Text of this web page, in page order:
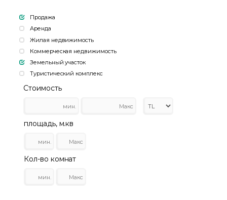
Продажа
Аренда
Жилая недвижимость
Коммерческая недвижимость
Земельный участок
Туристический комплекс
Стоимость
площадь, м.кв
Кол-во комнат